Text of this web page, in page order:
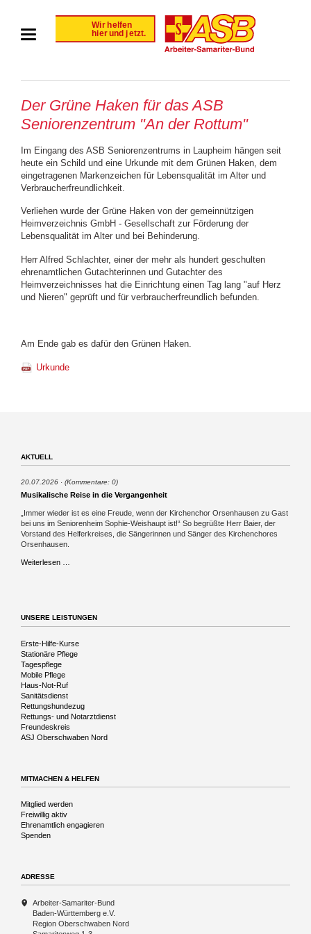
Der Grüne Haken für das ASB
Seniorenzentrum "An der Rottum"
Im Eingang des ASB Seniorenzentrums in Laupheim hängen seit
heute ein Schild und eine Urkunde mit dem Grünen Haken, dem
eingetragenen Markenzeichen für Lebensqualität im Alter und
Verbraucherfreundlichkeit.
Verliehen wurde der Grüne Haken von der gemeinnützigen
Heimverzeichnis GmbH - Gesellschaft zur Förderung der
Lebensqualität im Alter und bei Behinderung.
Herr Alfred Schlachter, einer der mehr als hundert geschulten
ehrenamtlichen Gutachterinnen und Gutachter des
Heimverzeichnisses hat die Einrichtung einen Tag lang "auf Herz
und Nieren" geprüft und für verbraucherfreundlich befunden.
Am Ende gab es dafür den Grünen Haken.
Urkunde
AKTUELL
20.07.2026 (Kommentare: 0)
Musikalische Reise in die Vergangenheit
„Immer wieder ist es eine Freude, wenn der Kirchenchor Orsenhausen zu Gast
bei uns im Seniorenheim Sophie-Weishaupt ist!“ So begrüßte Herr Baier, der
Vorstand des Helferkreises, die Sängerinnen und Sänger des Kirchenchores
Orsenhausen.
Weiterlesen …
UNSERE LEISTUNGEN
Navigation
überspringen
Erste-Hilfe-Kurse
Stationäre Pflege
Tagespflege
Mobile Pflege
Haus-Not-Ruf
Sanitätsdienst
Rettungshundezug
Rettungs- und Notarztdienst
Freundeskreis
ASJ Oberschwaben Nord
MITMACHEN & HELFEN
Navigation
überspringen
Mitglied werden
Freiwillig aktiv
Ehrenamtlich engagieren
Spenden
ADRESSE
Arbeiter-Samariter-Bund
Baden-Württemberg e.V.
Region Oberschwaben Nord